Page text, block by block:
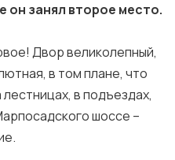
он занял второе место.
Двор великолепный,
в том плане, что
в подъездах,
шоссе –